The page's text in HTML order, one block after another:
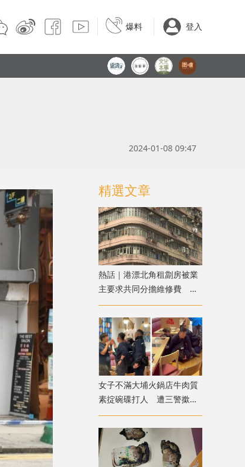
爆料 登入
2024-01-08 09:47
精選文章
熱話｜港漂北角租劏房被業
主要求共同分擔維修費 網
友：待完約後即走
女子不滿大埔火鍋店牛肉質
素掟碗碟打人 遭三警撳地
噴椒制服